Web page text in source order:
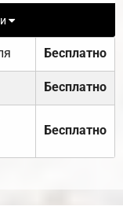
Бесплатно
Бесплатно
Бесплатно